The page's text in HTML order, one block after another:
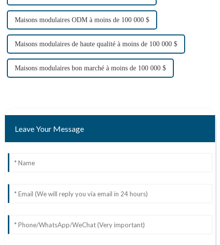
Maisons modulaires ODM à moins de 100 000 $
Maisons modulaires de haute qualité à moins de 100 000 $
Maisons modulaires bon marché à moins de 100 000 $
Leave Your Message